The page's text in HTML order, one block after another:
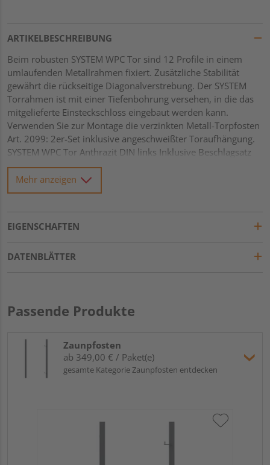
ARTIKELBESCHREIBUNG
Beim robusten SYSTEM WPC Tor sind 12 Profile in einem
umlaufenden Metallrahmen fixiert. Zusätzliche Stabilität
gewährt die rückseitige Diagonalverstrebung. Der SYSTEM
Torrahmen ist mit einer Tiefenbohrung versehen, in die das
mitgelieferte Einsteckschloss eingebaut werden kann.
Verwenden Sie zur Montage die verzinkten Metall-Torpfosten
Art. 2099: 2er-Set inklusive angeschweißter Toraufhängung.
SYSTEM WPC Tor Anthrazit DIN links Inklusive Beschlagsatz
und Schloss
Mehr anzeigen
EIGENSCHAFTEN
DATENBLÄTTER
Passende Produkte
Zaunpfosten
ab 349,00 € / Paket(e)
gesamte Kategorie Zaunpfosten entdecken